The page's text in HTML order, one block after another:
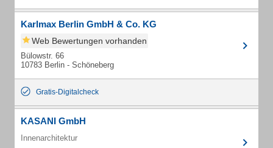
Karlmax Berlin GmbH & Co. KG
Web Bewertungen vorhanden
Bülowstr. 66
10783 Berlin - Schöneberg
Gratis-Digitalcheck
KASANI GmbH
Innenarchitektur